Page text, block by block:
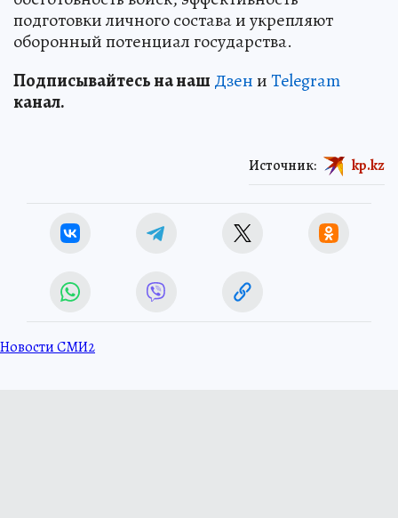
подготовки личного состава и укрепляют
оборонный потенциал государства.
Подписывайтесь на наш ДзениTelegram
канал.
Источник: kp.kz
Новости СМИ2